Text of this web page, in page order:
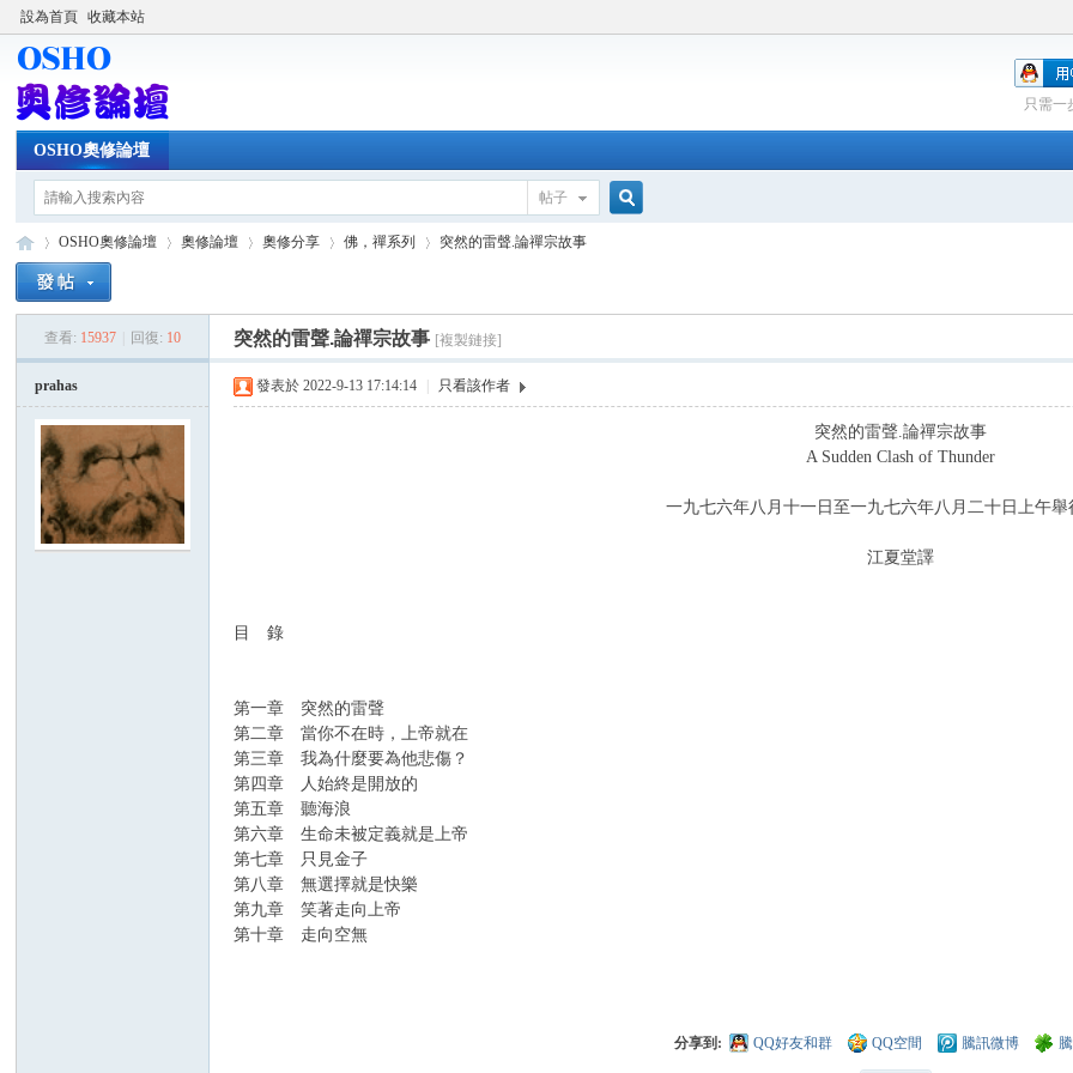
設為首頁 收藏本站
只需一
OSHO奧修論壇
帖子
OSHO奧修論壇
›
奧修論壇
›
奧修分享
›
佛，禪系列
›
突然的雷聲.論禪宗故事
查看: 15937 回復: 10 突然的雷聲.論禪宗故事 [複製鏈接]
prahas 發表於 2022-9-13 17:14:14 只看該作者
突然的雷聲.論禪宗故事
A Sudden Clash of Thunder
一九七六年八月十一日至一九七六年八月二十日上午舉
江夏堂譯
目 錄
第一章 突然的雷聲
第二章 當你不在時，上帝就在
第三章 我為什麼要為他悲傷？
第四章 人始終是開放的
第五章 聽海浪
第六章 生命未被定義就是上帝
第七章 只見金子
第八章 無選擇就是快樂
第九章 笑著走向上帝
第十章 走向空無
分享到: QQ好友和群 QQ空間 騰訊微博